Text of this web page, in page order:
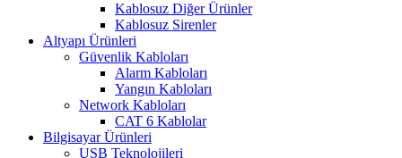
Kablosuz Diğer Ürünler
Kablosuz Sirenler
Altyapı Ürünleri
Güvenlik Kabloları
Alarm Kabloları
Yangın Kabloları
Network Kabloları
CAT 6 Kablolar
Bilgisayar Ürünleri
USB Teknolojileri